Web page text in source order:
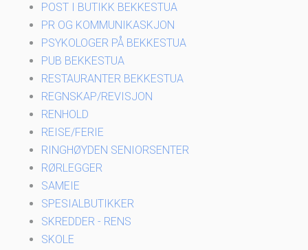
POST I BUTIKK BEKKESTUA
PR OG KOMMUNIKASKJON
PSYKOLOGER PÅ BEKKESTUA
PUB BEKKESTUA
RESTAURANTER BEKKESTUA
REGNSKAP/REVISJON
RENHOLD
REISE/FERIE
RINGHØYDEN SENIORSENTER
RØRLEGGER
SAMEIE
SPESIALBUTIKKER
SKREDDER - RENS
SKOLE